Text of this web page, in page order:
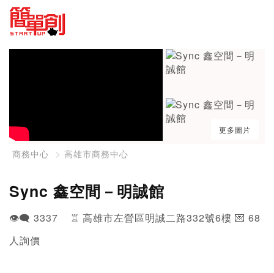
更多圖片
商務中心 高雄市商務中心
Sync 鑫空間－明誠館
👁️‍🗨️ 3337 ♖ 高雄市左營區明誠二路332號6樓 💌 68
人詢價